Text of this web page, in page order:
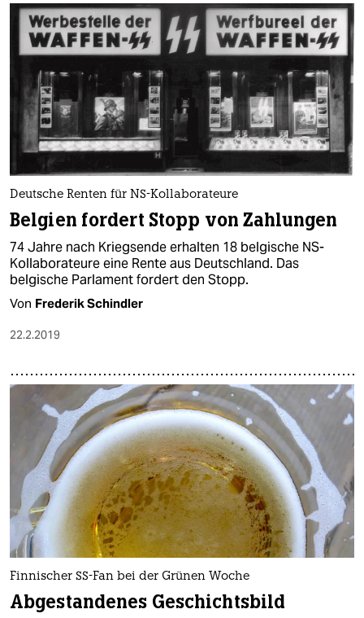
Deutsche Renten für NS-Kollaborateure
Belgien fordert Stopp von Zahlungen
74 Jahre nach Kriegsende erhalten 18 belgische NS-
Kollaborateure eine Rente aus Deutschland. Das
belgische Parlament fordert den Stopp.
Von Frederik Schindler
22.2.2019
Finnischer SS-Fan bei der Grünen Woche
Abgestandenes Geschichtsbild